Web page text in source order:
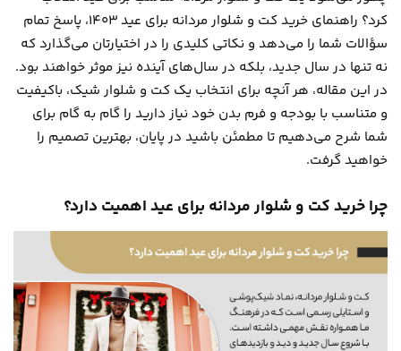
کرد؟ راهنمای خرید کت و شلوار مردانه برای عید ۱۴۰۳، پاسخ تمام
سؤالات شما را می‌دهد و نکاتی کلیدی را در اختیارتان می‌گذارد که
نه تنها در سال جدید، بلکه در سال‌های آینده نیز موثر خواهند بود.
در این مقاله، هر آنچه برای انتخاب یک کت و شلوار شیک، باکیفیت
و متناسب با بودجه و فرم بدن خود نیاز دارید را گام به گام برای
شما شرح می‌دهیم تا مطمئن باشید در پایان، بهترین تصمیم را
خواهید گرفت.
چرا خرید کت و شلوار مردانه برای عید اهمیت دارد؟